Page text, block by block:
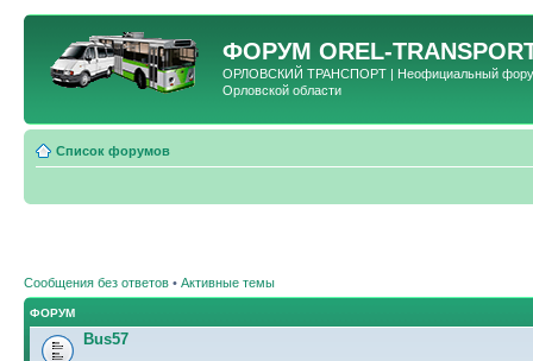
ФОРУМ OREL-
ОРЛОВСКИЙ ТРАНСПОРТ | Неофициальный форум
Орловской области
Список форумов
Сообщения без ответов • Активные темы
ФОРУМ
Bus57